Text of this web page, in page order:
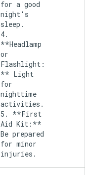
for a good
night's
sleep.
4.
**Headlamp
or
Flashlight:
** Light
for
nighttime
activities.
5. **First
Aid Kit:**
Be prepared
for minor
injuries.